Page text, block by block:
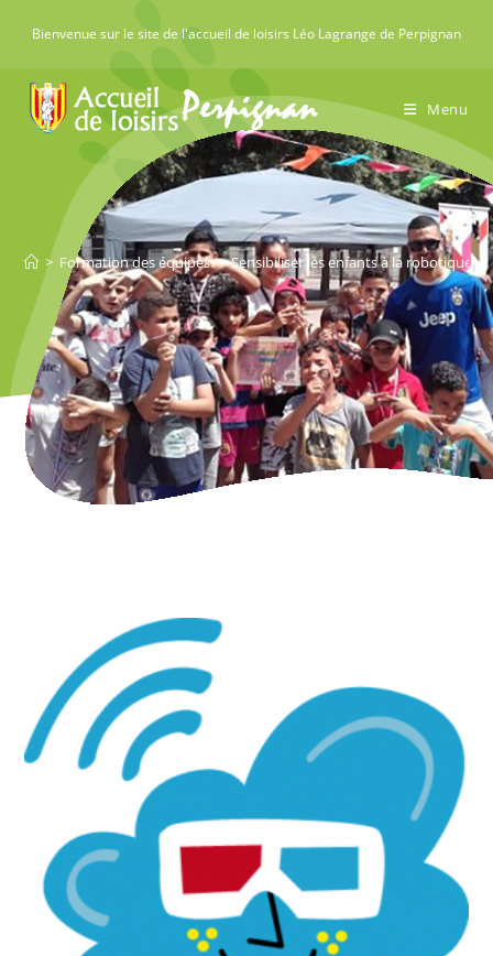
Bienvenue sur le site de l'accueil de loisirs Léo Lagrange de Perpignan
Menu
> Formation des équipes > Sensibiliser les enfants à la robotique